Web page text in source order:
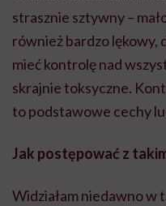
strasznie sztywny –
również bardzo lękowy,
mieć kontrolę nad
skrajnie toksyczne.
to podstawowe cechy
Jak postępować z
Widziałam niedawno w